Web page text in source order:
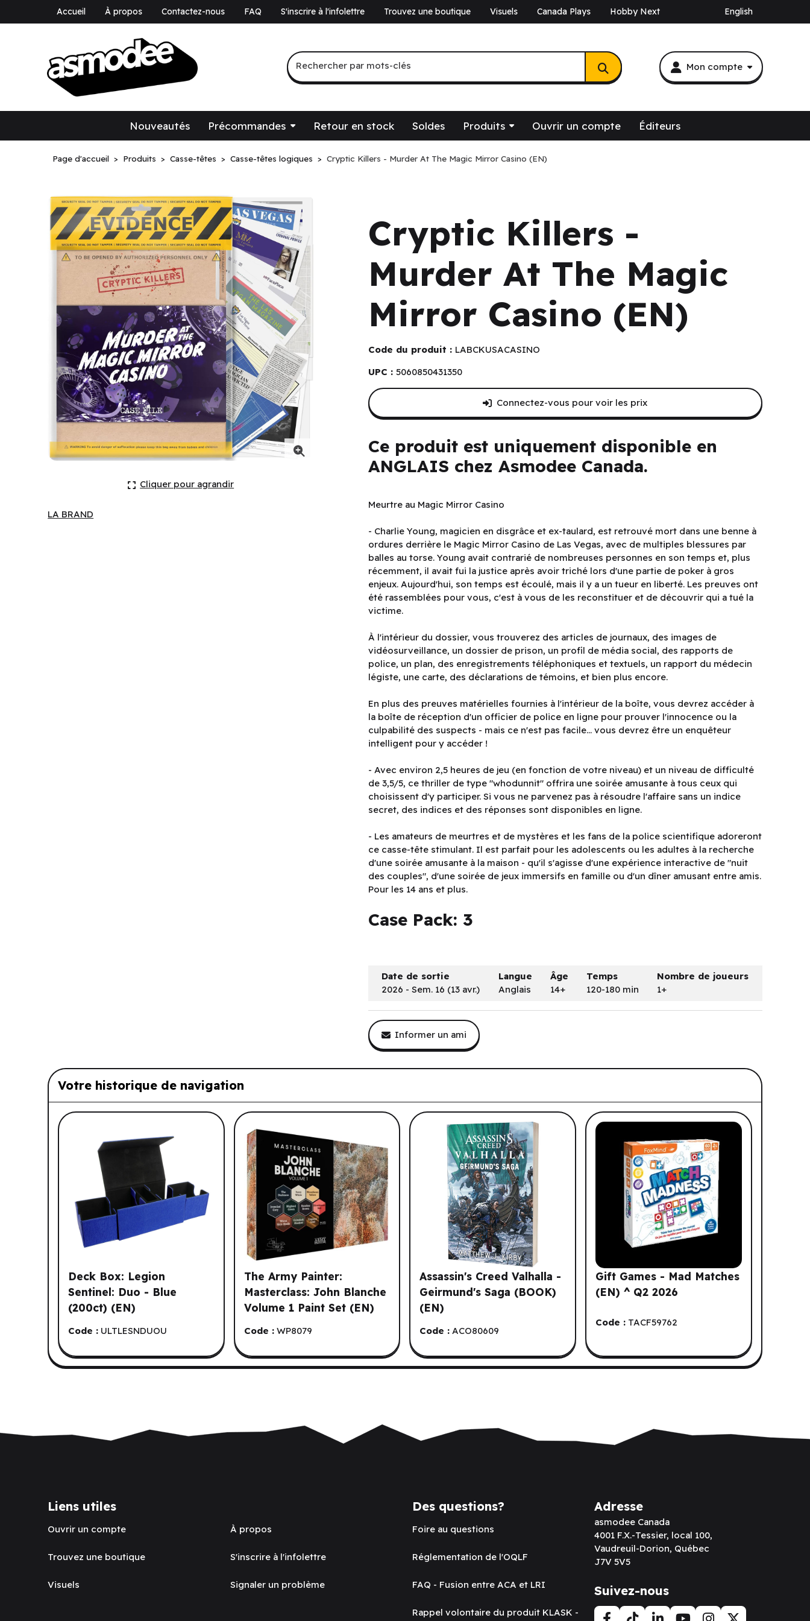
Accueil À propos Contactez-nous FAQ S'inscrire à l'infolettre Trouvez une boutique Visuels Canada Plays Hobby Next English
Mon compte
Recherche par mots-clés
Rechercher par mots-clés
Nouveautés Précommandes Retour en stock Soldes Produits Ouvrir un compte Éditeurs
Page d'accueil Produits Casse-têtes Casse-têtes logiques Cryptic Killers - Murder At The Magic Mirror Casino (EN)
Cliquer pour agrandir
LA BRAND
Cryptic Killers -
Murder At The Magic
Mirror Casino (EN)
Code du produit : LABCKUSACASINO
UPC : 5060850431350
Ce produit est uniquement disponible en
ANGLAIS chez Asmodee Canada.
Meurtre au Magic Mirror Casino
- Charlie Young, magicien en disgrâce et ex-taulard, est retrouvé mort dans une benne à
ordures derrière le Magic Mirror Casino de Las Vegas, avec de multiples blessures par
balles au torse. Young avait contrarié de nombreuses personnes en son temps et, plus
récemment, il avait fui la justice après avoir triché lors d'une partie de poker à gros
enjeux. Aujourd'hui, son temps est écoulé, mais il y a un tueur en liberté. Les preuves ont
été rassemblées pour vous, c'est à vous de les reconstituer et de découvrir qui a tué la
victime.
À l'intérieur du dossier, vous trouverez des articles de journaux, des images de
vidéosurveillance, un dossier de prison, un profil de média social, des rapports de
police, un plan, des enregistrements téléphoniques et textuels, un rapport du médecin
légiste, une carte, des déclarations de témoins, et bien plus encore.
En plus des preuves matérielles fournies à l'intérieur de la boîte, vous devrez accéder à
la boîte de réception d'un officier de police en ligne pour prouver l'innocence ou la
culpabilité des suspects - mais ce n'est pas facile... vous devrez être un enquêteur
intelligent pour y accéder !
- Avec environ 2,5 heures de jeu (en fonction de votre niveau) et un niveau de difficulté
de 3,5/5, ce thriller de type "whodunnit" offrira une soirée amusante à tous ceux qui
choisissent d'y participer. Si vous ne parvenez pas à résoudre l'affaire sans un indice
secret, des indices et des réponses sont disponibles en ligne.
- Les amateurs de meurtres et de mystères et les fans de la police scientifique adoreront
ce casse-tête stimulant. Il est parfait pour les adolescents ou les adultes à la recherche
d'une soirée amusante à la maison - qu'il s'agisse d'une expérience interactive de "nuit
des couples", d'une soirée de jeux immersifs en famille ou d'un dîner amusant entre amis.
Pour les 14 ans et plus.
Case Pack: 3
Connectez-vous pour voir les prix
Date de sortie
2026 - Sem. 16 (13 avr.)
Langue
Anglais
Âge
14+
Temps
120-180 min
Nombre de joueurs
1+
Informer un ami
Votre historique de navigation
Liste de produits suggérés: Votre historique de navigation.
Deck Box: Legion
Sentinel: Duo - Blue
(200ct) (EN)
Code : ULTLESNDUOU
The Army Painter:
Masterclass: John Blanche
Volume 1 Paint Set (EN)
Code : WP8079
Assassin's Creed Valhalla -
Geirmund's Saga (BOOK)
(EN)
Code : ACO80609
Gift Games - Mad Matches
(EN) ^ Q2 2026
Code : TACF59762
Liens utiles
Ouvrir un compte
Trouvez une boutique
Visuels
À propos
S'inscrire à l'infolettre
Signaler un problème
Des questions?
Foire au questions
Réglementation de l'OQLF
FAQ - Fusion entre ACA et LRI
Rappel volontaire du produit KLASK -
Adresse
asmodee Canada
4001 F.X.-Tessier, local 100,
Vaudreuil-Dorion, Québec
J7V 5V5
Suivez-nous